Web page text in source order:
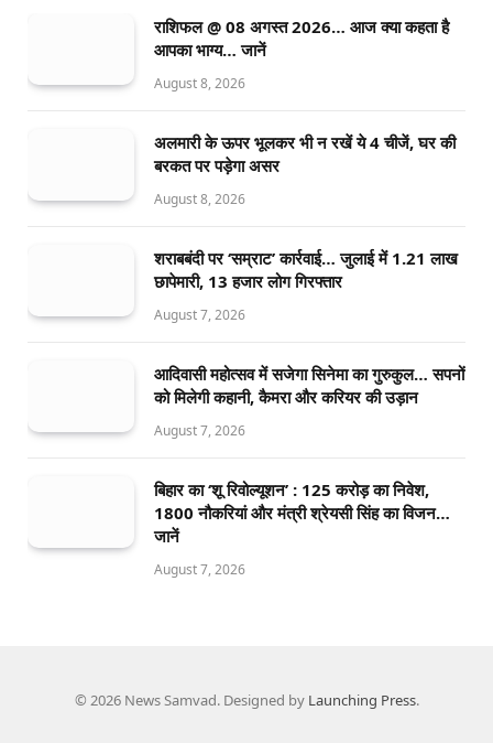
राशिफल @ 08 अगस्त 2026… आज क्या कहता है
आपका भाग्य… जानें
August 8, 2026
अलमारी के ऊपर भूलकर भी न रखें ये 4 चीजें, घर की
बरकत पर पड़ेगा असर
August 8, 2026
शराबबंदी पर ‘सम्राट’ कार्रवाई… जुलाई में 1.21 लाख
छापेमारी, 13 हजार लोग गिरफ्तार
August 7, 2026
आदिवासी महोत्सव में सजेगा सिनेमा का गुरुकुल… सपनों
को मिलेगी कहानी, कैमरा और करियर की उड़ान
August 7, 2026
बिहार का ‘शू रिवोल्यूशन’ : 125 करोड़ का निवेश,
1800 नौकरियां और मंत्री श्रेयसी सिंह का विजन…
जानें
August 7, 2026
© 2026 News Samvad. Designed by Launching Press.